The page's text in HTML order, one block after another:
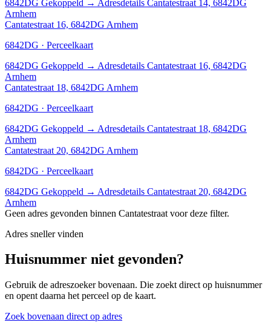
6842DG Gekoppeld → Adresdetails Cantatestraat 14, 6842DG
Arnhem
Cantatestraat 16, 6842DG Arnhem
6842DG · Perceelkaart
6842DG Gekoppeld → Adresdetails Cantatestraat 16, 6842DG
Arnhem
Cantatestraat 18, 6842DG Arnhem
6842DG · Perceelkaart
6842DG Gekoppeld → Adresdetails Cantatestraat 18, 6842DG
Arnhem
Cantatestraat 20, 6842DG Arnhem
6842DG · Perceelkaart
6842DG Gekoppeld → Adresdetails Cantatestraat 20, 6842DG
Arnhem
Geen adres gevonden binnen Cantatestraat voor deze filter.
Adres sneller vinden
Huisnummer niet gevonden?
Gebruik de adreszoeker bovenaan. Die zoekt direct op huisnummer
en opent daarna het perceel op de kaart.
Zoek bovenaan direct op adres